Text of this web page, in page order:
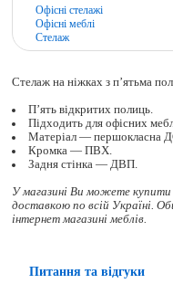
Офісні стелажі
Офісні меблі
Стелаж
Стелаж на ніжках з п’ятьма
П’ять відкритих полиць.
Підходить для офісних
Матеріал — першокласна
Кромка — ПВХ.
Задня стінка — ДВП.
У магазині Ви можете
доставкою по всій Україні.
інтернет магазині меблів.
Питання та відгуки